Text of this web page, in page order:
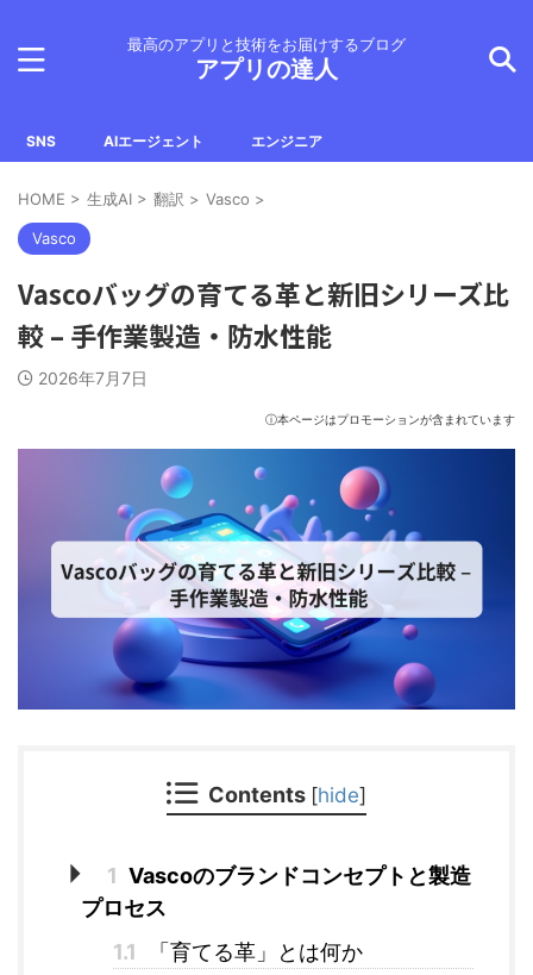
最高のアプリと技術をお届けするブログ
アプリの達人
SNS AIエージェント エンジニア
HOME > 生成AI > 翻訳 > Vasco >
Vasco
Vascoバッグの育てる革と新旧シリーズ比
較 – 手作業製造・防水性能
2026年7月7日
ⓘ本ページはプロモーションが含まれています
Contents [hide]
1 Vascoのブランドコンセプトと製造
プロセス
1.1
「育てる革」とは何か